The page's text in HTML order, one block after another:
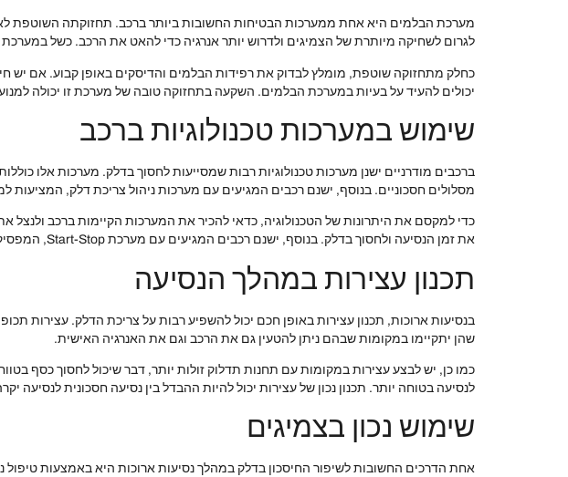
מערכת הבלמים היא אחת ממערכות הבטיחות החשובות ביותר ברכב. תחזוקתה השוטפת
לגרום לשחיקה מיותרת של הצמיגים ולדרוש יותר אנרגיה כדי להאט את הרכב. כשל
כחלק מתחזוקה שוטפת, מומלץ לבדוק את רפידות הבלמים והדיסקים באופן קבוע. אם יש
יכולים להעיד על בעיות במערכת הבלמים. השקעה בתחזוקה טובה של מערכת זו יכולה
שימוש במערכות טכנולוגיות ברכב
ברכבים מודרניים ישנן מערכות טכנולוגיות רבות שמסייעות לחסוך בדלק. מערכות אלו
מסלולים חסכוניים. בנוסף, ישנם רכבים המגיעים עם מערכות ניהול צריכת דלק, המציעות
כדי למקסם את היתרונות של הטכנולוגיה, כדאי להכיר את המערכות הקיימות ברכב ולנצל
את זמן הנסיעה ולחסוך בדלק. בנוסף, ישנם רכבים המגיעים עם מערכת Start-Stop, המפסיקה את המנוע בזמן עצירות ארוכות, ובכך חוסכת בדלק.
תכנון עצירות במהלך הנסיעה
בנסיעות ארוכות, תכנון עצירות באופן חכם יכול להשפיע רבות על צריכת הדלק. עצירות
שהן יתקיימו במקומות שבהם ניתן להטעין גם את הרכב וגם את האנרגיה האישית.
כמו כן, יש לבצע עצירות במקומות עם תחנות תדלוק זולות יותר, דבר שיכול לחסוך כסף
לנסיעה בטוחה יותר. תכנון נכון של עצירות יכול להיות ההבדל בין נסיעה חסכונית לנסיעה
שימוש נכון בצמיגים
אחת הדרכים החשובות לשיפור החיסכון בדלק במהלך נסיעות ארוכות היא באמצעות טיפול